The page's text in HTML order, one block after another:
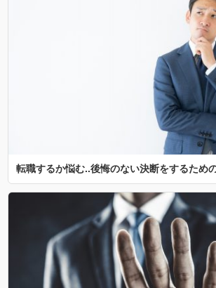
転職するか悩む..後悔のない決断をするため